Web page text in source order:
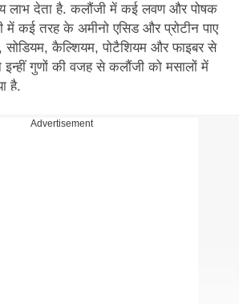
लाभ देता है. कलौंजी में कई लवण और पोषक
में कई तरह के अमीनो एसिड और प्रोटीन पाए
कैल्शियम, पोटैशियम और फाइबर से
इन्हीं गुणों की वजह से कलौंजी को मसालों में
है.
इस्तेमाल किया जाता है वजन कम करने
Advertisement